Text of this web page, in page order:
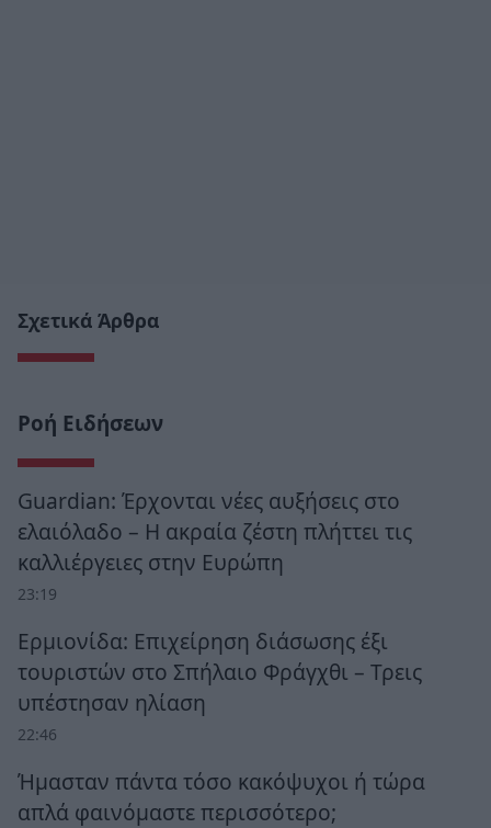
Σχετικά Άρθρα
Ροή Ειδήσεων
Guardian: Έρχονται νέες αυξήσεις στο
ελαιόλαδο – Η ακραία ζέστη πλήττει τις
καλλιέργειες στην Ευρώπη
23:19
Ερμιονίδα: Επιχείρηση διάσωσης έξι
τουριστών στο Σπήλαιο Φράγχθι – Τρεις
υπέστησαν ηλίαση
22:46
Ήμασταν πάντα τόσο κακόψυχοι ή τώρα
απλά φαινόμαστε περισσότερο;